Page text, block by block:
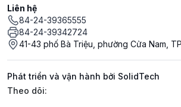
Liên hệ
84-24-39365555
84-24-39342724
41-43 phố Bà Triệu, phường Cửa Nam,
Phát triển và vận hành bởi SolidTech
Mạng xã hội
Theo dõi: